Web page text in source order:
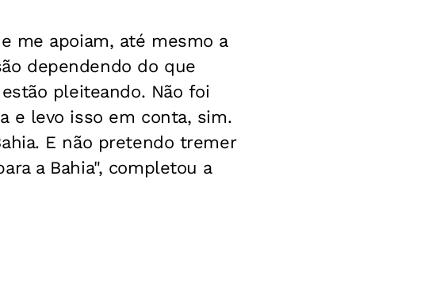
me apoiam, até mesmo a
dependendo do que
pleiteando. Não foi
e levo isso em conta, sim.
E não pretendo tremer
a Bahia", completou a